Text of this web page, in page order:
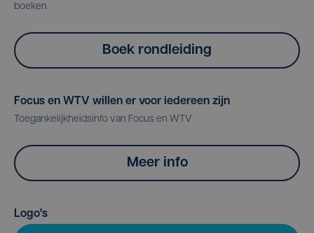
boeken.
Boek rondleiding
Focus en WTV willen er voor iedereen zijn
Toegankelijkheidsinfo van Focus en WTV
Meer info
Logo's